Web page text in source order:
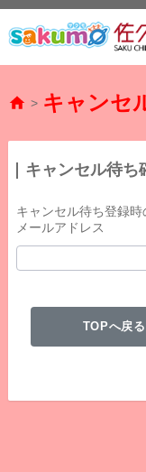
> キャンセ
キャンセル待
キャンセル待ち登録
メールアドレス
TOPへ戻る